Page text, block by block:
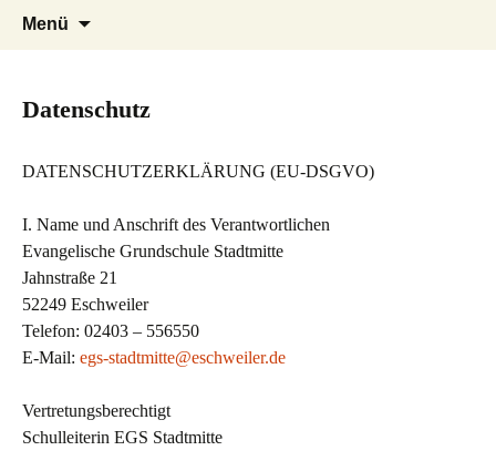
EGS Stadtmitte Eschweiler
Herzlich willkommen auf der Internetseite
der Evangelischen Grundschule Stadtmitte
Menü
Datenschutz
DATENSCHUTZERKLÄRUNG (EU-DSGVO)
I. Name und Anschrift des Verantwortlichen
Evangelische Grundschule Stadtmitte
Jahnstraße 21
52249 Eschweiler
Telefon: 02403 – 556550
E-Mail: egs-stadtmitte@eschweiler.de
Vertretungsberechtigt
Schulleiterin EGS Stadtmitte